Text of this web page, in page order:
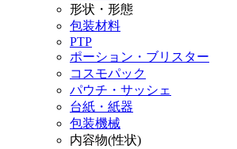
形状・形態
包装材料
PTP
ポーション・ブリスター
コスモパック
パウチ・サッシェ
台紙・紙器
包装機械
内容物(性状)